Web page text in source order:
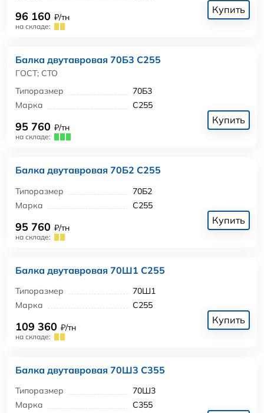
96 160 ₽/тн
на складе:
Купить
Балка двутавровая 70Б3 С255
ГОСТ; СТО
Типоразмер
70Б3
Марка
С255
95 760 ₽/тн
на складе:
Купить
Балка двутавровая 70Б2 С255
Типоразмер
70Б2
Марка
С255
95 760 ₽/тн
на складе:
Купить
Балка двутавровая 70Ш1 С255
Типоразмер
70Ш1
Марка
С255
109 360 ₽/тн
на складе:
Купить
Балка двутавровая 70Ш3 С355
Типоразмер
70Ш3
Марка
С355